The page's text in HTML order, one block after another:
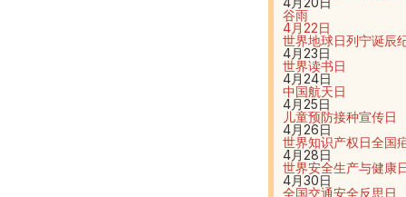
谷雨
4月22日
世界地球日列宁诞辰
4月23日
世界读书日
4月24日
中国航天日
4月25日
儿童预防接种宣传日
4月26日
世界知识产权日全国
4月28日
世界安全生产与健康
4月30日
全国交通安全反思日